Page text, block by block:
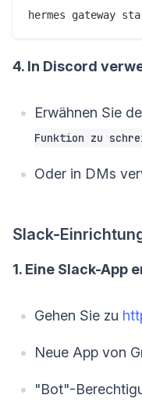
hermes gateway
4. In Discord
Erwähnen Sie
Funktion zu
Oder in DMs
Slack-
1. Eine Slack-App
Gehen Sie zu
Neue App von
"Bot"-